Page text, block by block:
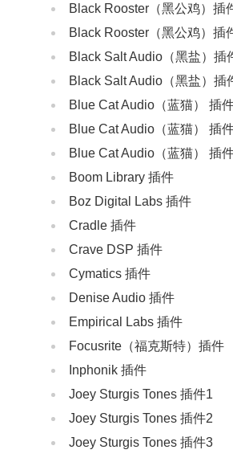
Black Rooster（黑公鸡）插
Black Rooster（黑公鸡）插
‌Black Salt Audio（黑盐）插
‌Black Salt Audio（黑盐）插
Blue Cat Audio（蓝猫） 插
Blue Cat Audio（蓝猫） 插
Blue Cat Audio（蓝猫） 插
乐器类插件Boom Library 插件
Boz Digital Labs 插件
Cradle 插件
Crave DSP 插件
Cymatics 插件
Denise Audio‌ 插件
Empirical Labs 插件
‌Focusrite（福克斯特）插件
Inphonik 插件
Joey Sturgis Tones 插件1
Joey Sturgis Tones 插件2
Joey Sturgis Tones 插件3